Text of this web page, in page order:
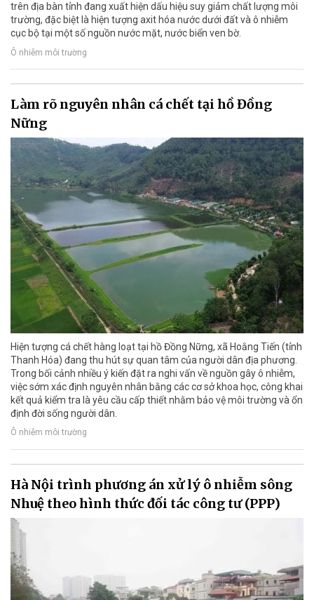
trên địa bàn tỉnh đang xuất hiện dấu hiệu suy giảm chất lượng môi
trường, đặc biệt là hiện tượng axit hóa nước dưới đất và ô nhiễm
cục bộ tại một số nguồn nước mặt, nước biển ven bờ.
Ô nhiễm môi trường
Làm rõ nguyên nhân cá chết tại hồ Đồng
Nững
Hiện tượng cá chết hàng loạt tại hồ Đồng Nững, xã Hoằng Tiến (tỉnh
Thanh Hóa) đang thu hút sự quan tâm của người dân địa phương.
Trong bối cảnh nhiều ý kiến đặt ra nghi vấn về nguồn gây ô nhiễm,
việc sớm xác định nguyên nhân bằng các cơ sở khoa học, công khai
kết quả kiểm tra là yêu cầu cấp thiết nhằm bảo vệ môi trường và ổn
định đời sống người dân.
Ô nhiễm môi trường
Hà Nội trình phương án xử lý ô nhiễm sông
Nhuệ theo hình thức đối tác công tư (PPP)